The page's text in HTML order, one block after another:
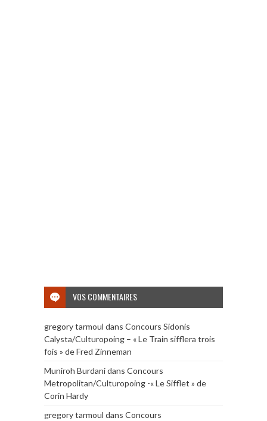
VOS COMMENTAIRES
gregory tarmoul dans Concours Sidonis
Calysta/Culturopoing – « Le Train sifflera trois
fois » de Fred Zinneman
Muniroh Burdanidans Concours
Metropolitan/Culturopoing -« Le Sifflet » de
Corin Hardy
gregory tarmoul dans Concours